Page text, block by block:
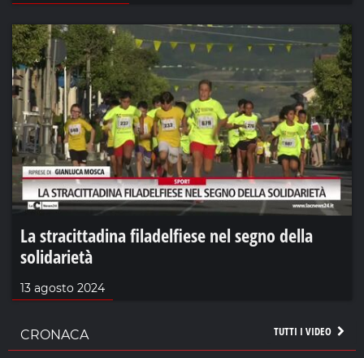
La stracittadina filadelfiese nel segno della
solidarietà
13 agosto 2024
TUTTI I VIDEO
CRONACA